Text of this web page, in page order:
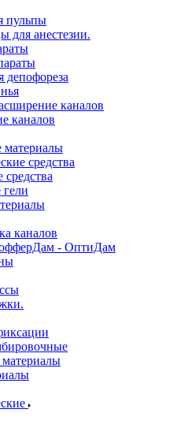
пульпы
анестезии.
депофореза
каналов
каналов
материалы
средства
каналов
- ОптиДам